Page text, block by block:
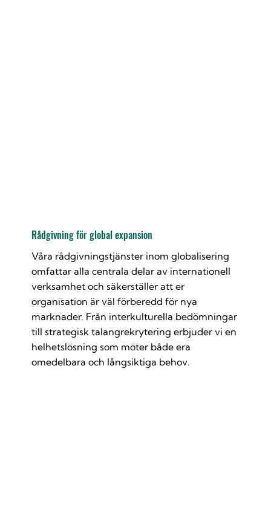
Rådgivning för global expansion
Våra rådgivningstjänster inom globalisering
omfattar alla centrala delar av internationell
verksamhet och säkerställer att er
organisation är väl förberedd för nya
marknader. Från interkulturella bedömningar
till strategisk talangrekrytering erbjuder vi en
helhetslösning som möter både era
omedelbara och långsiktiga behov.